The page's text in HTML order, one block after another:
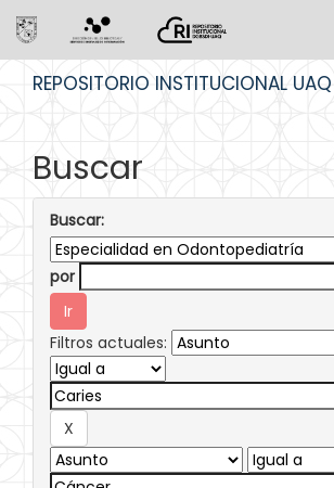
REPOSITORIO INSTITUCIONAL UAQ
Buscar
Buscar:
por
Filtros actuales: